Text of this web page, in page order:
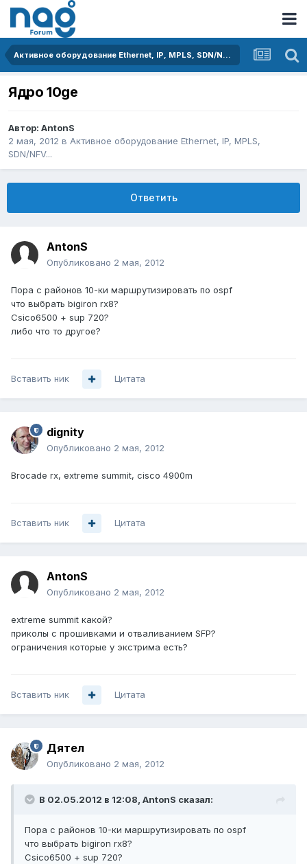
Активное оборудование Ethernet, IP, MPLS, SDN/NFV...
Ядро 10ge
Автор: AntonS
2 мая, 2012 в Активное оборудование Ethernet, IP, MPLS,
SDN/NFV...
Ответить
AntonS
Опубликовано 2 мая, 2012
Пора с районов 10-ки маршрутизировать по ospf
что выбрать bigiron rx8?
Csico6500 + sup 720?
либо что то другое?
Вставить ник Цитата
dignity
Опубликовано 2 мая, 2012
Brocade rx, extreme summit, cisco 4900m
Вставить ник Цитата
AntonS
Опубликовано 2 мая, 2012
extreme summit какой?
приколы с прошивками и отваливанием SFP?
ограничения которые у экстрима есть?
Вставить ник Цитата
Дятел
Опубликовано 2 мая, 2012
В 02.05.2012 в 12:08, AntonS сказал:
Пора с районов 10-ки маршрутизировать по ospf
что выбрать bigiron rx8?
Csico6500 + sup 720?